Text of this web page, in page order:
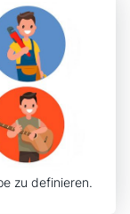
zu definieren.